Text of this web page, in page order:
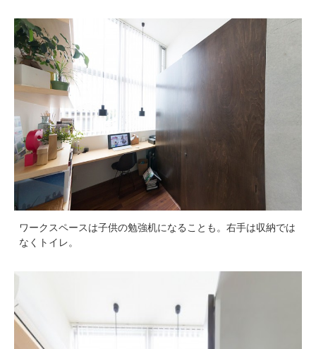
ワークスペースは子供の勉強机になることも。右手は収納では
なくトイレ。